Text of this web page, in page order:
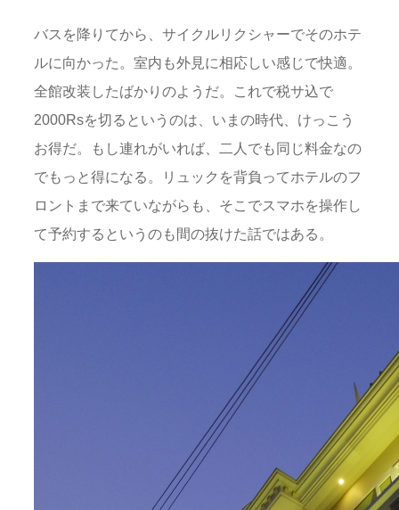
バスを降りてから、サイクルリクシャーでそのホテ
ルに向かった。室内も外見に相応しい感じで快適。
全館改装したばかりのようだ。これで税サ込で
2000Rsを切るというのは、いまの時代、けっこう
お得だ。もし連れがいれば、二人でも同じ料金なの
でもっと得になる。リュックを背負ってホテルのフ
ロントまで来ていながらも、そこでスマホを操作し
て予約するというのも間の抜けた話ではある。